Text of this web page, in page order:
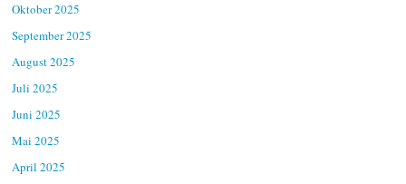
Oktober 2025
September 2025
August 2025
Juli 2025
Juni 2025
Mai 2025
April 2025